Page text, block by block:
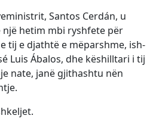
Santos Cerdán, u
hetim mbi ryshfete për
tij e djathtë e mëparshme, ish-
Luis Ábalos, dhe këshilltari i tij
nate, janë gjithashtu nën